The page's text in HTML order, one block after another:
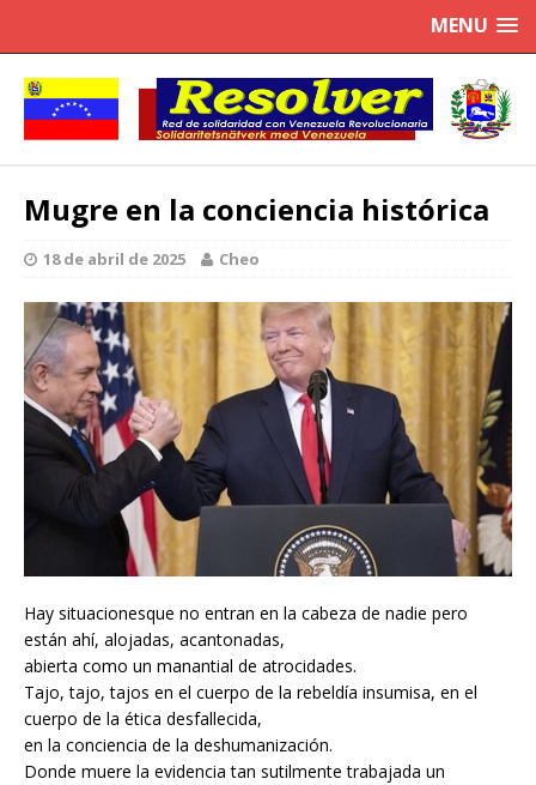
MENU
Mugre en la conciencia histórica
18 de abril de 2025 Cheo
Hay situacionesque no entran en la cabeza de nadie pero
están ahí, alojadas, acantonadas,
abierta como un manantial de atrocidades.
Tajo, tajo, tajos en el cuerpo de la rebeldía insumisa, en el
cuerpo de la ética desfallecida,
en la conciencia de la deshumanización.
Donde muere la evidencia tan sutilmente trabajada un